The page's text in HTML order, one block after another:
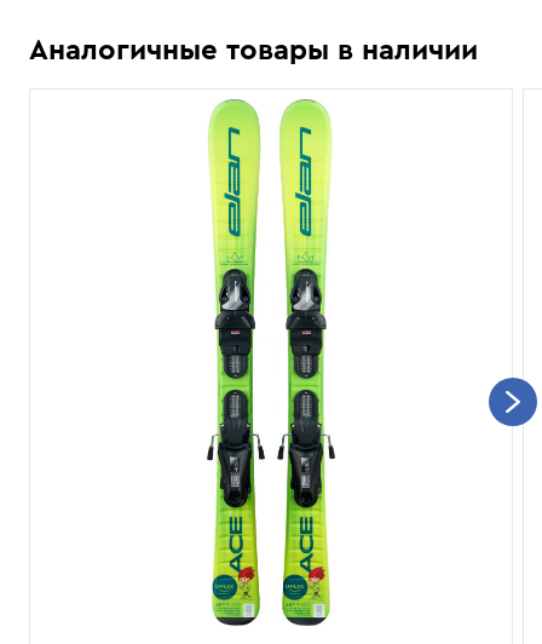
Аналогичные товары в наличии